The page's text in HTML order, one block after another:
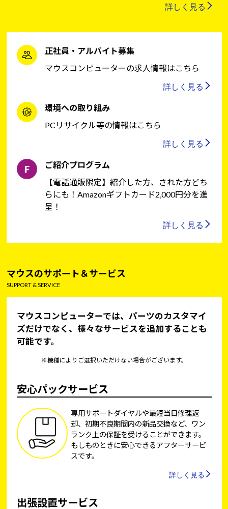
詳しく見る
正社員・アルバイト募集
マウスコンピューターの求人情報はこちら
詳しく見る
環境への取り組み
PCリサイクル等の情報はこちら
詳しく見る
ご紹介プログラム
【電話通販限定】紹介した方、された方どち
らにも！Amazonギフトカード2,000円分を進
呈！
詳しく見る
マウスのサポート＆サービス
SUPPORT & SERVICE
マウスコンピューターでは、パーツのカスタマイ
ズだけでなく、様々なサービスを追加することも
可能です。
※機種によりご選択いただけない場合がございます。
安心パックサービス
専用サポートダイヤルや最短当日修理返
却、初期不良期間内の新品交換など、ワン
ランク上の保証を受けることができます。
もしものときに安心できるアフターサービ
スです。
詳しく見る
出張設置サービス